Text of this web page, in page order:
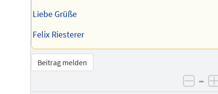
Liebe Grüße
Felix Riesterer
Beitrag melden
–